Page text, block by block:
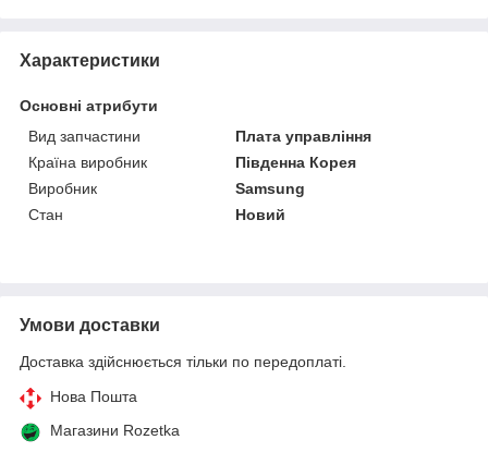
Характеристики
Основні атрибути
Вид запчастини
Плата управління
Країна виробник
Південна Корея
Виробник
Samsung
Стан
Новий
Умови доставки
Доставка здійснюється тільки по передоплаті.
Нова Пошта
Магазини Rozetka